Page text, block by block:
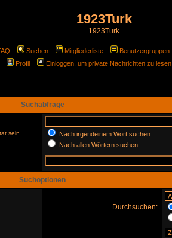
1923Turk
1923Turk
Suchen Mitgliederliste Benutzergruppen
Profil
Einloggen, um private Nachrichten zu lesen
Suchabfrage
sein
Nach irgendeinem Wort suchen
Nach allen Wörtern suchen
Suchoptionen
Durchsuchen: